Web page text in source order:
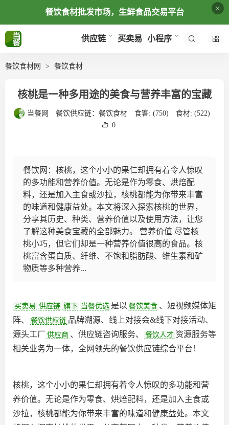
餐饮食材批发市场，生鲜食品交易平台 ×
供应链 买卖易 小程序
餐饮食材网 餐饮食材
核桃是一种多用途的美食与营养丰富的宝藏
当餐网 餐饮供应链： 餐饮食材 食客: (750) 食材: (522)
0
餐饮网：核桃，这个小小的果仁却拥有着令人惊叹
的多功能和营养价值。无论是作为零食、烘焙配
料，还是加入主食或沙拉，核桃都能为你带来丰富
的味道和健康益处。本文将深入探索核桃的世界，
分享其历史、种类、营养价值以及使用方法，让您
了解这种美食宝藏的全部魅力。 营养价值 尽管核
桃小巧，但它们却是一种营养价值很高的食品。核
桃富含蛋白质、纤维、不饱和脂肪酸、维生素和矿
物质等多种营养...
买卖易 供应链 旗下 当餐优选 是以 餐饮美食 、短视频媒体矩
阵、
餐饮供应链 品牌溯源、线上对接会&线下对接活动、
源头工厂 供应商 、供应链咨询服务、 餐饮人才 资源服务等
相关业务为一体，全网领先的餐饮供应链综合平台‌！
核桃，这个小小的果仁却拥有着令人惊叹的多功能和营
养价值。无论是作为零食、烘焙配料，还是加入主食或
沙拉，核桃都能为你带来丰富的味道和健康益处。本文